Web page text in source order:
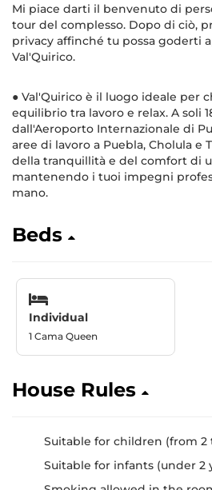
Mi piace darti il benvenuto di
tour del complesso. Dopo di ciò,
privacy affinché tu possa goderti
Val'Quirico.
● Val'Quirico è il luogo ideale per
equilibrio tra lavoro e relax. A soli
dall'Aeroporto Internazionale di
aree di lavoro a Puebla, Cholula e
della tranquillità e del comfort di
mantenendo i tuoi impegni
mano.
Beds
Individual
1 Cama Queen
House Rules
Suitable for children (from 2
Suitable for infants (under 2